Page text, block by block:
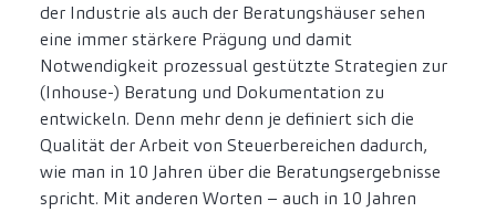
der Industrie als auch der Beratungshäuser sehen
eine immer stärkere Prägung und damit
Notwendigkeit prozessual gestützte Strategien zur
(Inhouse-) Beratung und Dokumentation zu
entwickeln. Denn mehr denn je definiert sich die
Qualität der Arbeit von Steuerbereichen dadurch,
wie man in 10 Jahren über die Beratungsergebnisse
spricht. Mit anderen Worten – auch in 10 Jahren